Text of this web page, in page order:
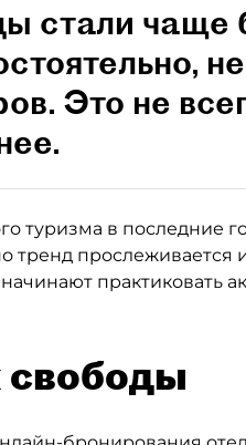
стали чаще
Это не
туризма в последние
тренд прослеживается
практиковать
свободы